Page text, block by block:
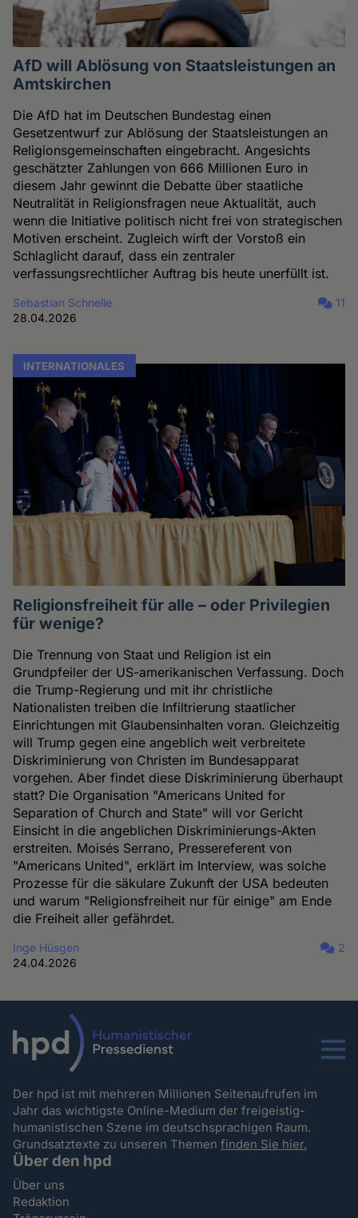
AfD will Ablösung von Staatsleistungen an
Amtskirchen
Die AfD hat im Deutschen Bundestag einen
Gesetzentwurf zur Ablösung der Staatsleistungen an
Religionsgemeinschaften eingebracht. Angesichts
geschätzter Zahlungen von 666 Millionen Euro in
diesem Jahr gewinnt die Debatte über staatliche
Neutralität in Religionsfragen neue Aktualität, auch
wenn die Initiative politisch nicht frei von strategischen
Motiven erscheint. Zugleich wirft der Vorstoß ein
Schlaglicht darauf, dass ein zentraler
verfassungsrechtlicher Auftrag bis heute unerfüllt ist.
Sebastian Schnelle
28.04.2026
11
INTERNATIONALES
Religionsfreiheit für alle – oder Privilegien
für wenige?
Die Trennung von Staat und Religion ist ein
Grundpfeiler der US-amerikanischen Verfassung. Doch
die Trump-Regierung und mit ihr christliche
Nationalisten treiben die Infiltrierung staatlicher
Einrichtungen mit Glaubensinhalten voran. Gleichzeitig
will Trump gegen eine angeblich weit verbreitete
Diskriminierung von Christen im Bundesapparat
vorgehen. Aber findet diese Diskriminierung überhaupt
statt? Die Organisation "Americans United for
Separation of Church and State" will vor Gericht
Einsicht in die angeblichen Diskriminierungs-Akten
erstreiten. Moisés Serrano, Pressereferent von
"Americans United", erklärt im Interview, was solche
Prozesse für die säkulare Zukunft der USA bedeuten
und warum "Religionsfreiheit nur für einige" am Ende
die Freiheit aller gefährdet.
Inge Hüsgen
24.04.2026
2
Menu
Der hpd ist mit mehreren Millionen Seitenaufrufen im
Jahr das wichtigste Online-Medium der freigeistig-
humanistischen Szene im deutschsprachigen Raum.
Grundsatztexte zu unseren Themenfinden Sie hier.
Über den hpd
Über uns
Redaktion